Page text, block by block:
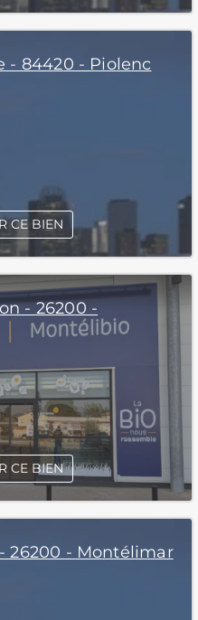
- 84420 - Piolenc
CE BIEN
- 26200 -
CE BIEN
26200 - Montélimar